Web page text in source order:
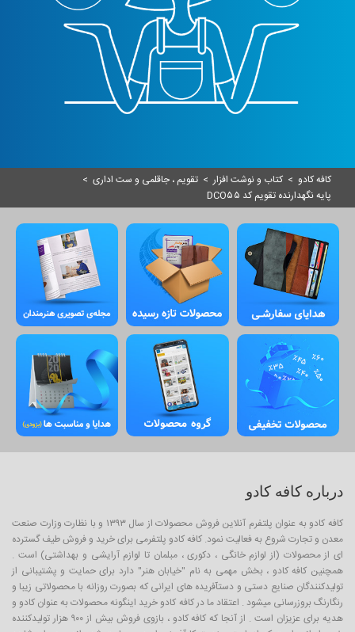
کافه کادو > کتاب و نوشت افزار> تقویم ، جاقلمی و ست اداری >
پایه نگهدارنده تقویم کد DCO۵۵
درباره کافه کادو
کافه کادو به عنوان پلتفرم آنلاین فروش محصولات از سال ۱۳۹۳ و با نظارت وزارت صنعت
معدن و تجارت شروع به فعالیت نمود. کافه کادو پلتفرمی برای خرید و فروش طیف گسترده
ای از محصولات (از لوازم خانگی ، دکوری ، مبلمان تا لوازم آرایشی و بهداشتی) است .
همچنین کافه کادو ، بخش مهمی به نام "خیابان هنر" دارد برای حمایت و پشتیبانی از
تولیدکنندگان صنایع دستی و دستآفریده های ایرانی که بصورت روزانه با محصولاتی زیبا و
رنگارنگ بروزرسانی میشود . اعتقاد ما در کافه کادو خرید اینگونه محصولات به عنوان کادو و
هدیه برای عزیزان است . از آنجا که کافه کادو ، بازوی فروش بیش از ۹۰۰ هزار تولیدکننده